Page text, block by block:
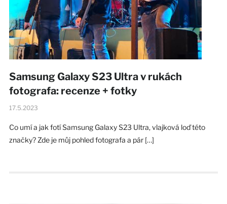
Samsung Galaxy S23 Ultra v rukách
fotografa: recenze + fotky
17.5.2023
Co umí a jak fotí Samsung Galaxy S23 Ultra, vlajková loď této
značky? Zde je můj pohled fotografa a pár […]